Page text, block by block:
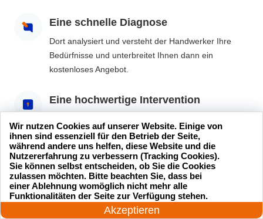
Eine schnelle Diagnose
Dort analysiert und versteht der Handwerker Ihre
Bedürfnisse und unterbreitet Ihnen dann ein
kostenloses Angebot.
Eine hochwertige Intervention
Schlüsseldienst den Eingriff so schnell wie möglich
durchführen und Ihnen bestmöglich weiterhelfen.
Sie sind zufrieden und ohne
Überraschung
Nach dem Eingriff stellen wir sicher, dass alle Ihre
24 Stunden am Tag
Akzeptieren
Wir nutzen Cookies auf unserer Website. Einige von
ihnen sind essenziell für den Betrieb der Seite,
während andere uns helfen, diese Website und die
Nutzererfahrung zu verbessern (Tracking Cookies).
Sie können selbst entscheiden, ob Sie die Cookies
zulassen möchten. Bitte beachten Sie, dass bei
einer Ablehnung womöglich nicht mehr alle
Funktionalitäten der Seite zur Verfügung stehen.